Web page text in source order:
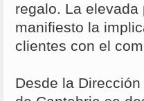
regalo. La
manifiesto la
clientes con el
Desde la